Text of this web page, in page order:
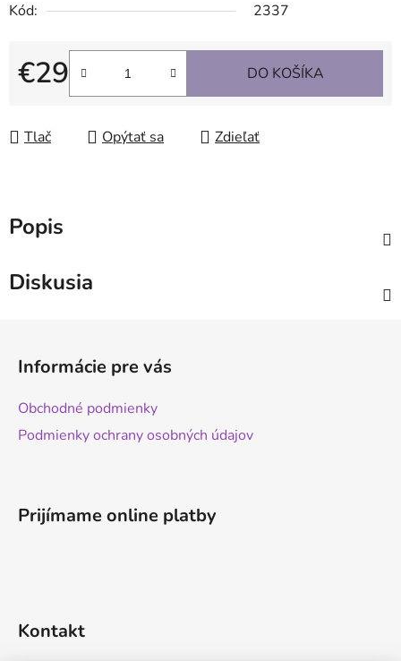
Kód:
2337
€29
Jednotková cena:
DO KOŠÍKA
Tlač Opýtať sa Zdieľať
Popis
Diskusia
Informácie pre vás
Obchodné podmienky
Podmienky ochrany osobných údajov
Prijímame online platby
Kontakt